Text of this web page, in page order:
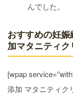
んでした。
おすすめの妊
加マタニティ
[wpap
添加 マタニティク